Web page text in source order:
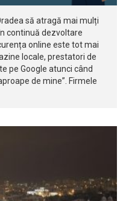
să atragă mai mulți
continuă dezvoltare
online este tot mai
locale, prestatori de
pe Google atunci când
de mine”. Firmele